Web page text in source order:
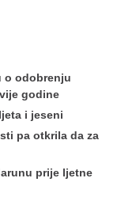
o odobrenju
godine
i jeseni
pa otkrila da za
prije ljetne